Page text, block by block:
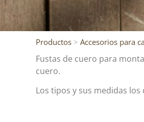
Productos >Accesorios para
Fustas de cuero para
cuero.
Los tipos y sus medidas